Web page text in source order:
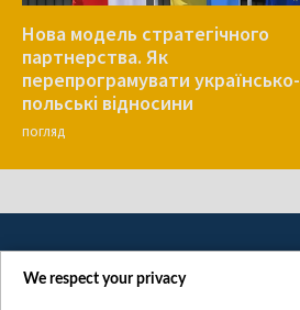
Нова модель стратегічного
партнерства. Як
перепрограмувати українсько-
польські відносини
ПОГЛЯД
We respect your privacy